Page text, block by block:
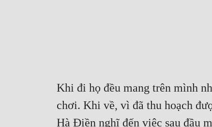
Khi đi họ đều mang trên mình
chơi. Khi về, vì đã thu hoạch
Hà Điền nghĩ đến việc sau đầu